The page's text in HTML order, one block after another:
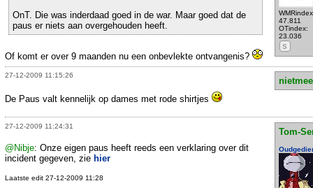
47.811
OTindex:
23.036
S
OnT. Die was inderdaad goed in de war. Maar goed dat de
paus er niets aan overgehouden heeft.
Of komt er over 9 maanden nu een onbevlekte ontvangenis?
27-12-2009 11:15:26
De Paus valt kennelijk op dames met rode shirtjes
27-12-2009 11:24:31
Tom-
@Nibje: Onze eigen paus heeft reeds een verklaring over dit
incident gegeven, zie hier
Laatste edit 27-12-2009 11:28